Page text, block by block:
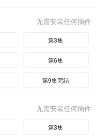
无需安装任何插件
第3集
第6集
第9集完结
无需安装任何插件
第3集